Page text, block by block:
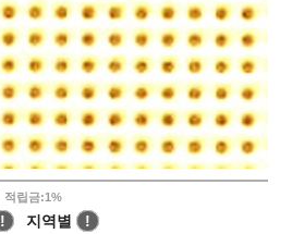
적립금:1%
! 지역별 !